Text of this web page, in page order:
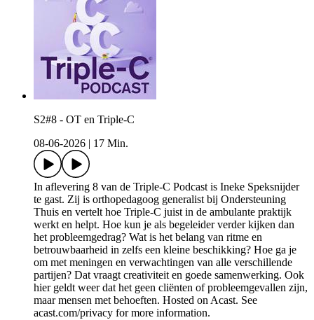
S2#8 - OT en Triple-C
08-06-2026
17 Min.
In aflevering 8 van de Triple-C Podcast is Ineke Speksnijder
te gast. Zij is orthopedagoog generalist bij Ondersteuning
Thuis en vertelt hoe Triple-C juist in de ambulante praktijk
werkt en helpt. Hoe kun je als begeleider verder kijken dan
het probleemgedrag? Wat is het belang van ritme en
betrouwbaarheid in zelfs een kleine beschikking? Hoe ga je
om met meningen en verwachtingen van alle verschillende
partijen? Dat vraagt creativiteit en goede samenwerking. Ook
hier geldt weer dat het geen cliënten of probleemgevallen zijn,
maar mensen met behoeften. Hosted on Acast. See
acast.com/privacy for more information.